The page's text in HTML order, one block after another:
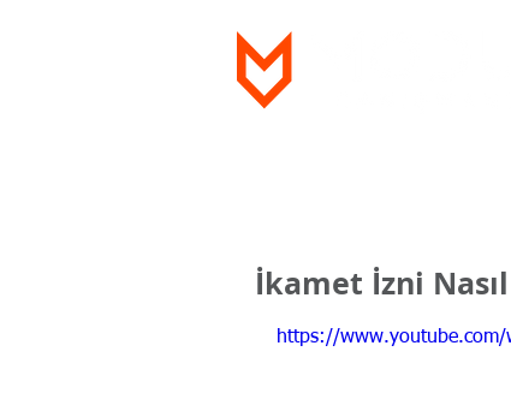
İkamet İzni Nasıl
https://www.youtube.com/